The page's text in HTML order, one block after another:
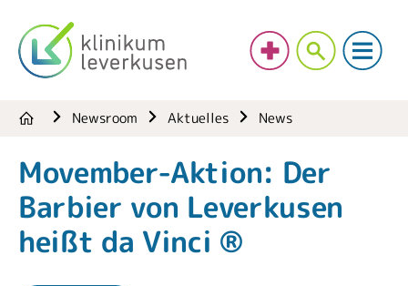
Newsroom Aktuelles News
Movember-Aktion: Der
Barbier von Leverkusen
heißt da Vinci ®